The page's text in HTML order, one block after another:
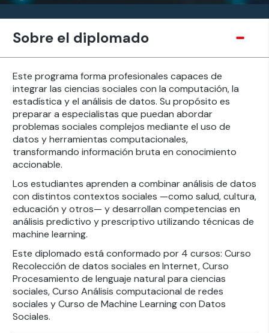
Sobre el diplomado
Este programa forma profesionales capaces de
integrar las ciencias sociales con la computación, la
estadística y el análisis de datos. Su propósito es
preparar a especialistas que puedan abordar
problemas sociales complejos mediante el uso de
datos y herramientas computacionales,
transformando información bruta en conocimiento
accionable.
Los estudiantes aprenden a combinar análisis de datos
con distintos contextos sociales —como salud, cultura,
educación y otros— y desarrollan competencias en
análisis predictivo y prescriptivo utilizando técnicas de
machine learning.
Este diplomado está conformado por 4 cursos: Curso
Recolección de datos sociales en Internet, Curso
Procesamiento de lenguaje natural para ciencias
sociales, Curso Análisis computacional de redes
sociales y Curso de Machine Learning con Datos
Sociales.